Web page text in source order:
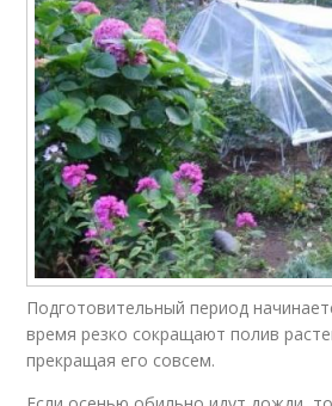
Подготовительный период
время резко сокращают полив
прекращая его совсем.